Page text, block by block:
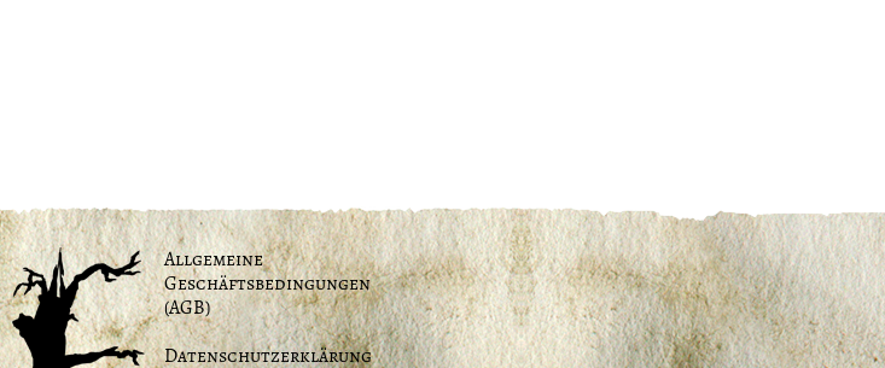
Allgemeine
Geschäftsbedingungen
(AGB)
Datenschutzerklärung